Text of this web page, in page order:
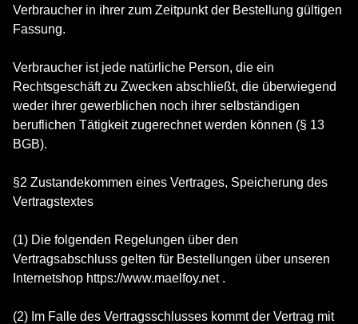
Verbraucher in ihrer zum Zeitpunkt der Bestellung gültigen
Fassung.
Verbraucher ist jede natürliche Person, die ein
Rechtsgeschäft zu Zwecken abschließt, die überwiegend
weder ihrer gewerblichen noch ihrer selbständigen
beruflichen Tätigkeit zugerechnet werden können (§ 13
BGB).
§2 Zustandekommen eines Vertrages, Speicherung des
Vertragstextes
(1) Die folgenden Regelungen über den
Vertragsabschluss gelten für Bestellungen über unseren
Internetshop https://www.maelfoy.net .
(2) Im Falle des Vertragsschlusses kommt der Vertrag mit